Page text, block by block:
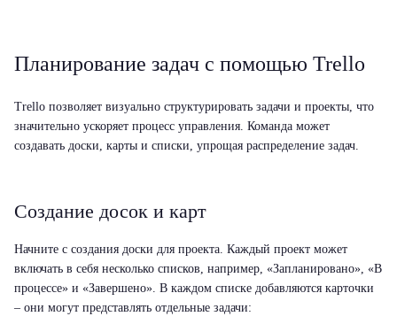
Планирование задач с помощью Trello
Trello позволяет визуально структурировать задачи и проекты, что
значительно ускоряет процесс управления. Команда может
создавать доски, карты и списки, упрощая распределение задач.
Создание досок и карт
Начните с создания доски для проекта. Каждый проект может
включать в себя несколько списков, например, «Запланировано», «В
процессе» и «Завершено». В каждом списке добавляются карточки
– они могут представлять отдельные задачи: